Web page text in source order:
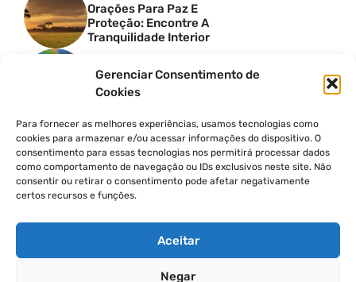
Gerenciar Consentimento de
Cookies
Para fornecer as melhores experiências, usamos tecnologias como
cookies para armazenar e/ou acessar informações do dispositivo. O
consentimento para essas tecnologias nos permitirá processar dados
como comportamento de navegação ou IDs exclusivos neste site. Não
consentir ou retirar o consentimento pode afetar negativamente
certos recursos e funções.
Aceitar
Negar
Orações Para Paz E
Proteção: Encontre A
Tranquilidade Interior
3 Técnicas De Gratidão
Para Iniciantes
Os Inúmeros Benefícios Da
Meditação Para A Saúde
Mental
REFLEXÕES DIÁRIAS
Como Iniciar Um Diário De